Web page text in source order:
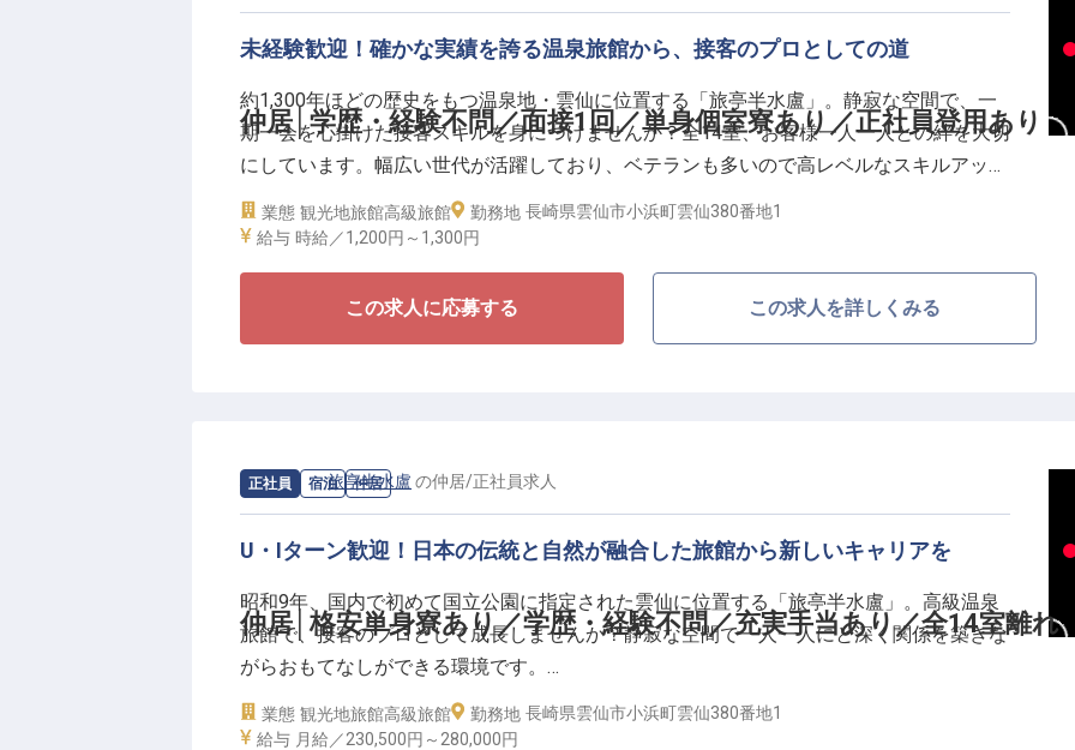
で獲得しています。
「温泉」と書いて「うんぜん」と読んでいたほど前から歴史のある地・国立公園雲仙温泉
にて、1992年に開業した「旅亭半水盧」。全14室離れで日本の伝統と自然を大切にした
空間で、お客様に至福の寛ぎを提供しています。歴史と実績を誇る当館で、心安らぎなが
らのキャリアを描いてみませんか？
仲居│学歴・経験不問／面接1回／単身個室寮あり／正社員登用あり
未経験歓迎！確かな実績を誇る温泉旅館から、接客のプロとしての道
約1,300年ほどの歴史をもつ温泉地・雲仙に位置する「旅亭半水盧」。静寂な空間で、一
期一会を心掛けた接客スキルを身につけませんか？全14室、お客様一人一人との絆を大切
にしています。幅広い世代が活躍しており、ベテランも多いので高レベルなスキルアップ
ができること間違いなし！
■学歴、経験、資格不問！意欲重視採用
門で高い評価を獲得している当館。正社員登用後は、家族手当や住宅手当など手厚い待遇
あり！キャリアアップを目指す方にもピッタリです！
《日本の伝統×自然の歴史》
「温泉」と書いて「うんぜん」と読んでいたほど前から歴史のある地・国立公園雲仙温泉
にて開業した「旅亭半水盧」。全14室離れで日本らしさをイメージした客室、深い自然と
の一体感を感じる庭園、日本の伝統と大切にした空間にて、お客様に至福の寛ぎを提供し
ています。歴史と実績を誇る当館で、心安らぎながらのキャリアを描いてみませんか？
業態 観光地旅館高級旅館 勤務地 長崎県雲仙市小浜町雲仙380番地1
給与 時給／1,200円～ 1,300円
この求人に応募する この求人を詳しくみる
正社員 宿泊 仲居
仲居│格安単身寮あり／学歴・経験不問／充実手当あり／全14室離れ
求人情報：旅亭半水盧 の仲居/正社員求人
U・Iターン歓迎！日本の伝統と自然が融合した旅館から新しいキャリアを
昭和9年、国内で初めて国立公園に指定された雲仙に位置する「旅亭半水盧」。高級温泉
旅館で、接客のプロとして成長しませんか？静寂な空間で一人一人にと深く関係を築きな
がらおもてなしができる環境です。
＜手厚い待遇が魅力！＞
業態 観光地旅館高級旅館 勤務地 長崎県雲仙市小浜町雲仙380番地1
給与 月給／230,500円～ 280,000円